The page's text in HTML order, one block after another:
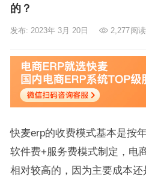
的？
发布: 2023年 3月 20日 2,277阅读
快麦erp的收费模式基本是按
软件费+服务费模式制定，电
相对较高的，因为主要成本还